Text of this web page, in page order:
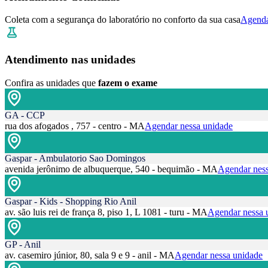
Coleta com a segurança do laboratório no conforto da sua casa
Atendimento nas unidades
Confira as unidades que fazem o exame
GA - CCP
rua dos afogados , 757 - centro - MAAgendar nessa unidade
Gaspar - Ambulatorio Sao Domingos
avenida jerônimo de albuquerque, 540 - bequimão - MAAgendar
Gaspar - Kids - Shopping Rio Anil
av. são luis rei de frança 8, piso 1, L 1081 - turu - MAAgendar nessa
GP - Anil
av. casemiro júnior, 80, sala 9 e 9 - anil - MAAgendar nessa unidade